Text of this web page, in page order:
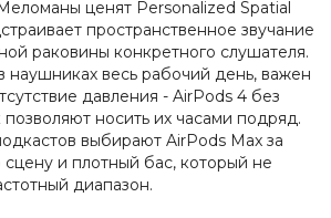
ценят Personalized Spatial
пространственное звучание
раковины конкретного слушателя.
наушниках весь рабочий день, важен
давления - AirPods 4 без
носить их часами подряд.
выбирают AirPods Max за
и плотный бас, который не
диапазон.